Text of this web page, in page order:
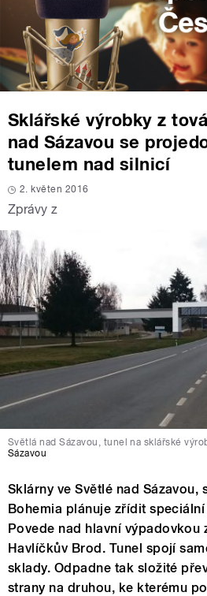
Sklářské výrobky z
nad Sázavou se
tunelem nad silnicí
2. květen 2016
Zprávy z
Světlá nad Sázavou, tunel na sklářské
Sázavou
Sklárny ve Světlé nad
Bohemia plánuje zřídit
Povede nad hlavní výpadovkou
Havlíčkův Brod. Tunel spojí
sklady. Odpadne tak složité
strany na druhou, ke kterému